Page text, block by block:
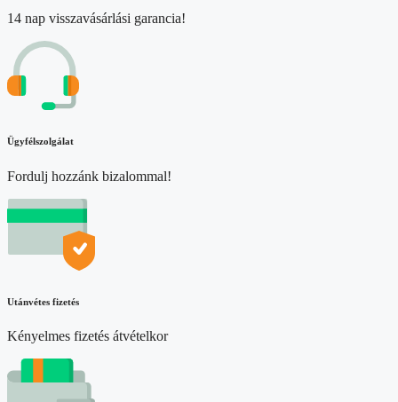
14 nap visszavásárlási garancia!
Ügyfélszolgálat
Fordulj hozzánk bizalommal!
Utánvétes fizetés
Kényelmes fizetés átvételkor